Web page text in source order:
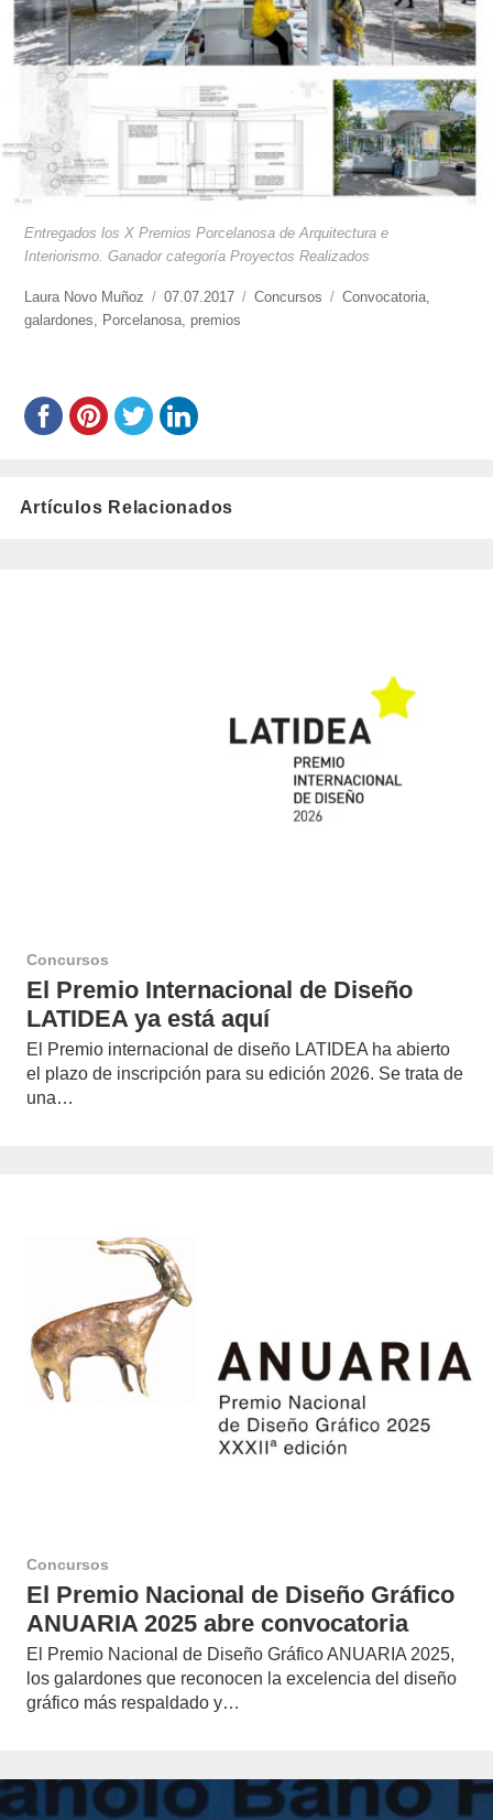
Entregados los X Premios Porcelanosa de Arquitectura e
Interiorismo. Ganador categoría Proyectos Realizados
https://www.experimenta.es/author/laura-
novo-
Laura Novo Muñoz
Publicado
el
07.07.2017 Categorías
Concursos Etiquetas
Convocatoria
galardones
Porcelanosa premios
Artículos Relacionados
Concursos
El Premio Internacional de Diseño
LATIDEA ya está aquí
El Premio internacional de diseño LATIDEA ha abierto
el plazo de inscripción para su edición 2026. Se trata de
una…
Concursos
El Premio Nacional de Diseño Gráfico
ANUARIA 2025 abre convocatoria
El Premio Nacional de Diseño Gráfico ANUARIA 2025,
los galardones que reconocen la excelencia del diseño
gráfico más respaldado y…